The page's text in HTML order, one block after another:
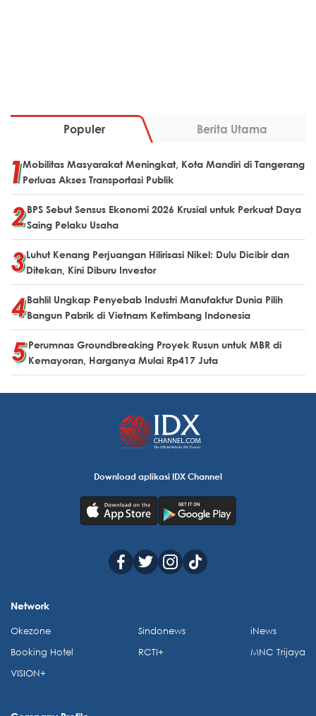
Populer Berita Utama
Mobilitas Masyarakat Meningkat, Kota Mandiri di Tangerang
Perluas Akses Transportasi Publik
BPS Sebut Sensus Ekonomi 2026 Krusial untuk Perkuat Daya
Saing Pelaku Usaha
Luhut Kenang Perjuangan Hilirisasi Nikel: Dulu Dicibir dan
Ditekan, Kini Diburu Investor
Bahlil Ungkap Penyebab Industri Manufaktur Dunia Pilih
Bangun Pabrik di Vietnam Ketimbang Indonesia
Perumnas Groundbreaking Proyek Rusun untuk MBR di
Kemayoran, Harganya Mulai Rp417 Juta
Download aplikasi IDX Channel
Network
Okezone
Booking Hotel
VISION+
Sindonews
RCTI+
iNews
MNC Trijaya